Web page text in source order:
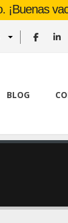
¡Buenas
BLOG